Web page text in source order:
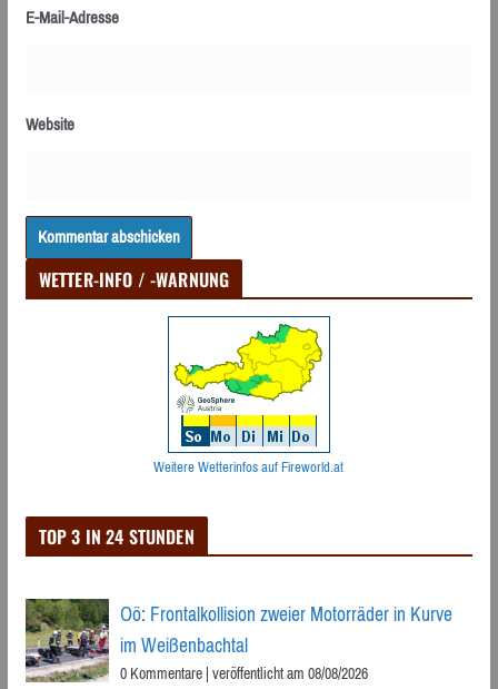
E-Mail-Adresse
Website
WETTER-INFO / -WARNUNG
Weitere Wetterinfos auf Fireworld.at
TOP 3 IN 24 STUNDEN
Oö: Frontalkollision zweier Motorräder in Kurve
im Weißenbachtal
0 Kommentare|veröffentlicht am 08/08/2026